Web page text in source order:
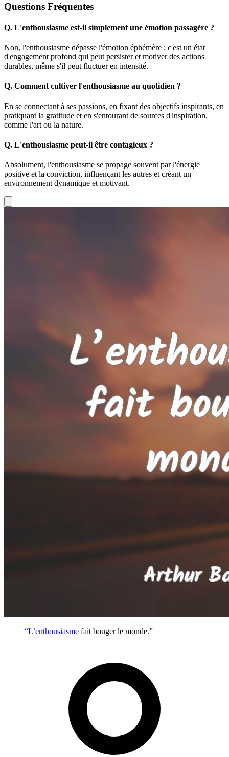
Questions Fréquentes
Q. L'enthousiasme est-il simplement une émotion passagère ?
Non, l'enthousiasme dépasse l'émotion éphémère ; c'est un état
d'engagement profond qui peut persister et motiver des actions
durables, même s'il peut fluctuer en intensité.
Q. Comment cultiver l'enthousiasme au quotidien ?
En se connectant à ses passions, en fixant des objectifs inspirants, en
pratiquant la gratitude et en s'entourant de sources d'inspiration,
comme l'art ou la nature.
Q. L'enthousiasme peut-il être contagieux ?
Absolument, l'enthousiasme se propage souvent par l'énergie
positive et la conviction, influençant les autres et créant un
environnement dynamique et motivant.
“L’enthousiasme fait bouger le monde.”